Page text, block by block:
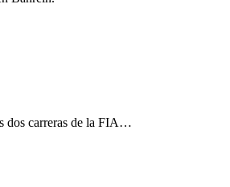
dos carreras de la FIA…